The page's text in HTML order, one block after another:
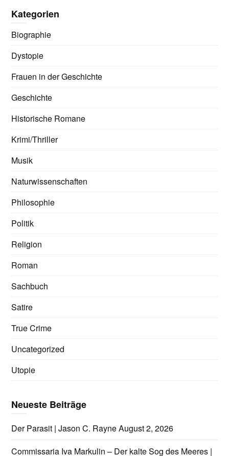
Kategorien
Biographie
Dystopie
Frauen in der Geschichte
Geschichte
Historische Romane
Krimi/Thriller
Musik
Naturwissenschaften
Philosophie
Politik
Religion
Roman
Sachbuch
Satire
True Crime
Uncategorized
Utopie
Neueste Beiträge
Der Parasit | Jason C. RayneAugust 2, 2026
Commissaria Iva Markulin – Der kalte Sog des Meeres |